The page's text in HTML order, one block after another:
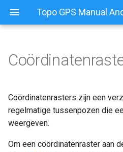
Coördinatenrasters zijn een
regelmatige tussenpozen die
weergeven.
Om een coördinatenraster aan